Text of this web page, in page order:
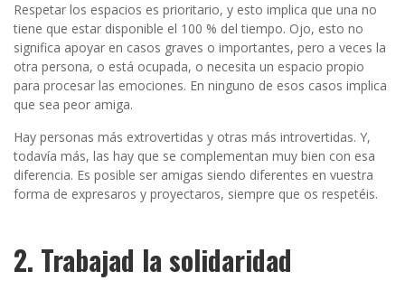
Respetar los espacios es prioritario, y esto implica que una no
tiene que estar disponible el 100 % del tiempo. Ojo, esto no
significa apoyar en casos graves o importantes, pero a veces la
otra persona, o está ocupada, o necesita un espacio propio
para procesar las emociones. En ninguno de esos casos implica
que sea peor amiga.
Hay personas más extrovertidas y otras más introvertidas. Y,
todavía más, las hay que se complementan muy bien con esa
diferencia. Es posible ser amigas siendo diferentes en vuestra
forma de expresaros y proyectaros, siempre que os respetéis.
2. Trabajad la solidaridad